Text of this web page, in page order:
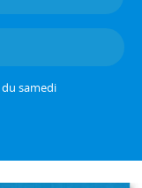
du samedi